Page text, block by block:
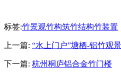
标签:竹景观竹构筑竹结构竹装置
上一篇: “水上门户”塘栖-铝竹观
下一篇: 杭州桐庐铝合金竹门楼